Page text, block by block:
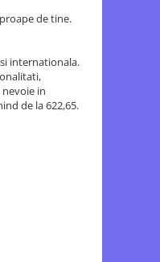
de tine.
internationala.
in
de la 622,65.